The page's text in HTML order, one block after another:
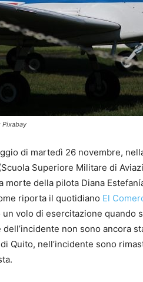
Pixabay
di martedì 26 novembre,
Superiore Militare di
morte della pilota Diana
riporta il quotidiano El
volo di esercitazione quando
dell’incidente non sono ancora
Quito, nell’incidente sono